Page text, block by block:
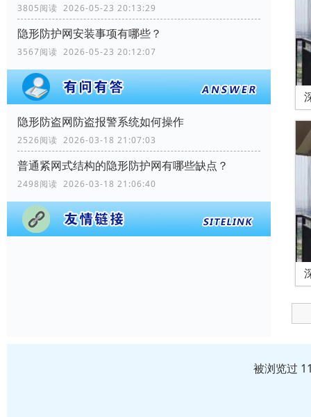
3805阅读 2026-05-23 20:13:29
隐形防护网安装事项有哪些？
3567阅读 2026-05-23 20:12:07
隐形防盗网防盗报警系统如何操作
2526阅读 2026-03-18 21:07:03
普通紧网式结构的隐形防护网有哪些缺点？
2498阅读 2026-03-18 21:06:40
被浏览过